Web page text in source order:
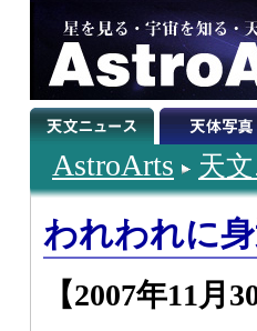
AstroArts 天
われわれに
【2007年11月